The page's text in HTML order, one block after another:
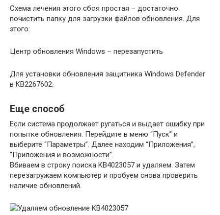
Схема лечения этого сбоя простая – достаточно
почистить папку для загрузки файлов обновления. Для
этого:
Центр обновления Windows – перезапустить
Для установки обновления защитника Windows Defender
в KB2267602:
Еще способ
Если система продолжает ругаться и выдает ошибку при
попытке обновления. Перейдите в меню “Пуск” и
выберите “Параметры”. Далее находим “Приложения”,
“Приложения и возможности”.
Вбиваем в строку поиска KB4023057 и удаляем. Затем
перезагружаем компьютер и пробуем снова проверить
наличие обновлений.